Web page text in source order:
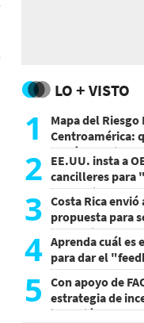
LO + VISTO
1
Mapa del Riesgo
Centroamérica:
y cuáles
2 EE.UU. insta a
cancilleres para
sobre Nicaragua
3 Costa Rica envió
propuesta para
comercial
4 Aprenda cuál es
para dar el
5
Con apoyo de
estrategia de
inversión al agro